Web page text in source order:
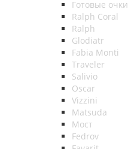
Готовые очки
Ralph Coral
Ralph
Glodiatr
Fabia Monti
Traveler
Salivio
Oscar
Vizzini
Matsuda
Мост
Fedrov